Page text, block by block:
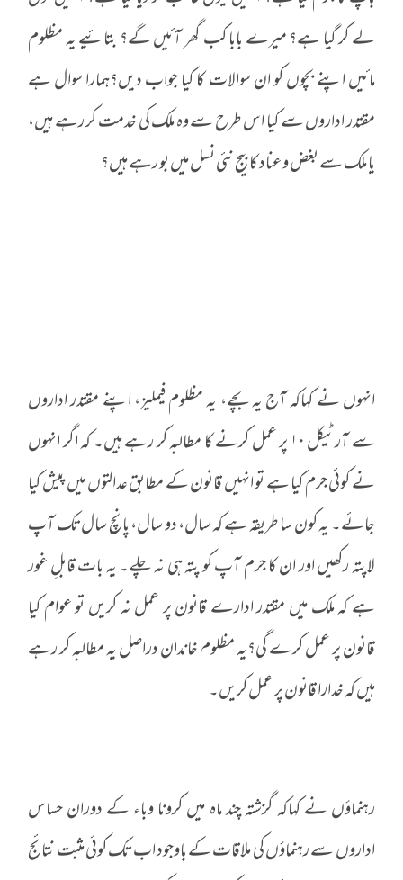
لے کر گیا ہے؟ میرے بابا کب گھر آئیں گے؟ بتائیے یہ مظلوم
مائیں اپنے بچوں کو ان سوالات کا کیا جواب دیں؟ہمارا سوال ہے
مقتدر اداروں سے کیا اس طرح سے وہ ملک کی خدمت کر رہے ہیں،
یا ملک سے بغض و عناد کا بیج نئی نسل میں بو رہے ہیں؟
انہوں نے کہاکہ آج یہ بچے، یہ مظلوم فیملیز، اپنے مقتدر اداروں
سے آرٹیکل ۱۰ پر عمل کرنے کا مطالبہ کر رہے ہیں۔ کہ اگر انہوں
نے کوئی جرم کیا ہے تو انہیں قانون کے مطابق عدالتوں میں پیش کیا
جائے۔ یہ کون سا طریقہ ہے کہ سال، دو سال، پانچ سال تک آپ
لاپتہ رکھیں اور ان کا جرم آپ کو پتہ ہی نہ چلے۔ یہ بات قابلِ غور
ہے کہ ملک میں مقتدر ادارے قانون پر عمل نہ کریں تو عوام کیا
قانون پر عمل کرے گی؟یہ مظلوم خاندان دراصل یہ مطالبہ کر رہے
ہیں کہ خدارا قانون پر عمل کریں۔
رہنماؤں نے کہاکہ گزشتہ چند ماہ میں کرونا وباء کے دوران حساس
اداروں سے رہنماؤں کی ملاقات کے باوجود اب تک کوئی مثبت نتائج